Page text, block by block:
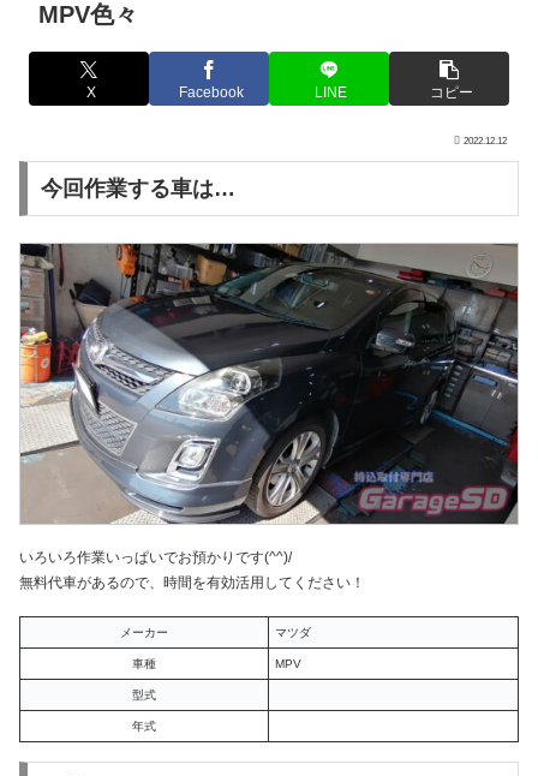
MPV色々
X Facebook LINE コピー
2022.12.12
今回作業する車は…
いろいろ作業いっぱいでお預かりです(^^)/
無料代車があるので、時間を有効活用してください！
メーカー マツダ
車種 MPV
型式
年式